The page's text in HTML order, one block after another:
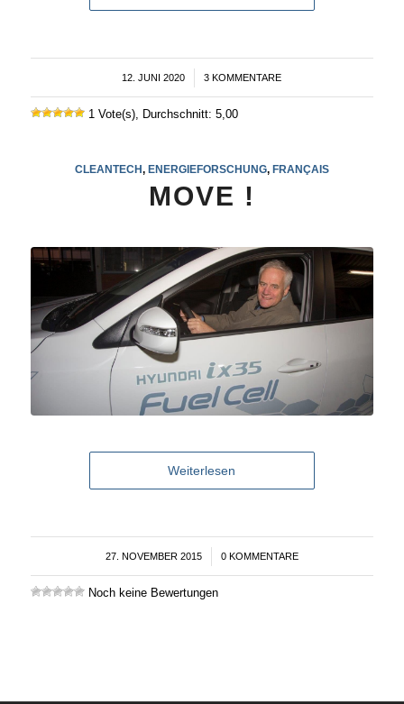
12. JUNI 2020
/ 3 KOMMENTARE
1 Vote(s), Durchschnitt: 5,00
CLEANTECH, ENERGIEFORSCHUNG, FRANÇAIS
MOVE !
Weiterlesen
27. NOVEMBER 2015
/ 0 KOMMENTARE
Noch keine Bewertungen